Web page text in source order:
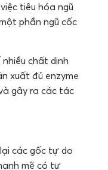
tiêu hóa ngũ
phần ngũ cốc
chất dinh
xuất đủ enzyme
gây ra các tác
các gốc tự do
mẽ có tự